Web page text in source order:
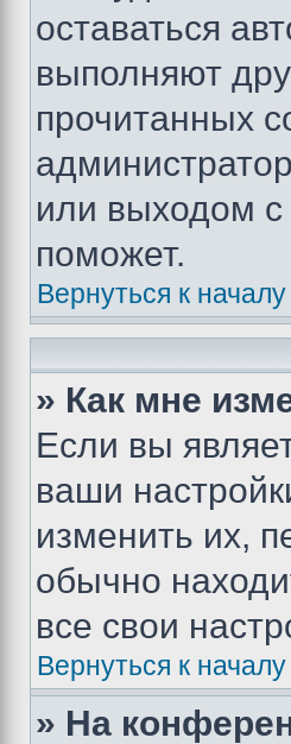
оставаться
выполняют
прочитанных
или выходом
поможет.
Вернуться к началу
» Как мне
Если вы
ваши
изменить их,
обычно
все свои
Вернуться к началу
» На